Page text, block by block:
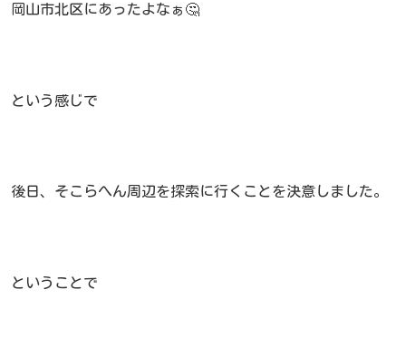
岡山市北区にあったよなぁ🤔
という感じで
後日、そこらへん周辺を探索に行くことを決意しました。
ということで